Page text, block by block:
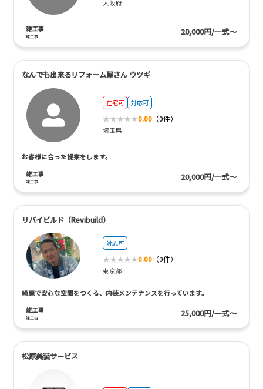
大阪府
雑工事
雑工事 20,000円/一式～
なんでも出来るリフォーム屋さん ウツギ
在宅可 対応可
0.00 （0件）
埼玉県
お客様に合った提案をします。
雑工事
雑工事 20,000円/一式～
リバイビルド（Revibuild）
対応可
0.00 （0件）
東京都
綺麗で安心な空間をつくる、内装メンテナンスを行っています。
雑工事
雑工事 25,000円/一式～
松原美装サービス